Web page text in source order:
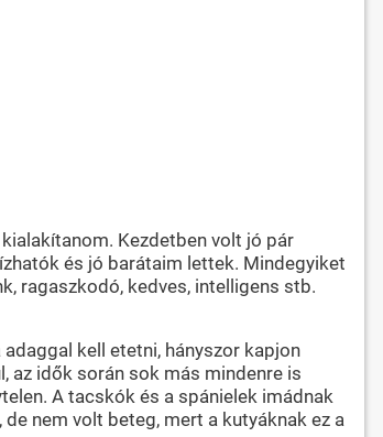
Kezdetben volt jó pár
és jó barátaim lettek. Mindegyiket
ragaszkodó, kedves, intelligens stb.
kell etetni, hányszor kapjon
az idők során sok más mindenre is
A tacskók és a spánielek imádnak
nem volt beteg, mert a kutyáknak ez a